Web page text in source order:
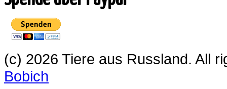
(c) 2026 Tiere aus Russland. All
Bobich